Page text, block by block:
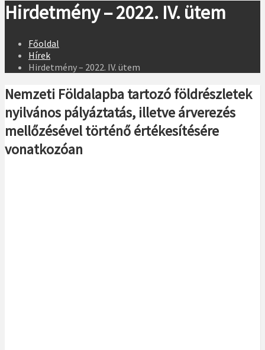
Hirdetmény – 2022. IV. ütem
Főoldal
Hírek
Hirdetmény – 2022. IV. ütem
Nemzeti Földalapba tartozó földrészletek
nyilvános pályáztatás, illetve árverezés
mellőzésével történő értékesítésére
vonatkozóan